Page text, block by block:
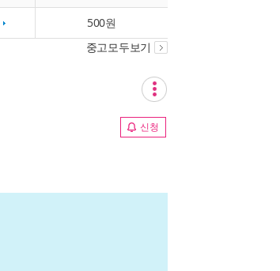
500원
중고모두보기
신청